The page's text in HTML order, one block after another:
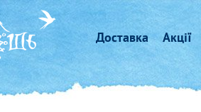
Доставка Акції